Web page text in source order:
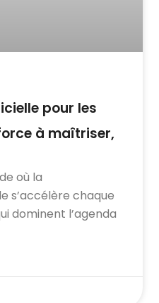
pour les
à maîtriser,
où la
s’accélère chaque
dominent l’agenda